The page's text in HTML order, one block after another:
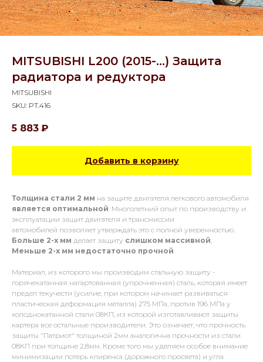
MITSUBISHI L200 (2015-...) Защита
радиатора и редуктора
MITSUBISHI
SKU: PT.416
5 883 ₽
Добавить в корзину
Толщина стали 2 мм на защите двигателя легкового автомобиля
является оптимальной. Многолетний опыт по производству и
эксплуатации защит двигателя и трансмиссии
автомобилей позволяет утверждать это с полной уверенностью.
Больше 2-х мм делает защиту слишком массивной,
Меньше 2-х мм недостаточно прочной
Материал, из которого мы производим стальную защиту -
горячекатанная нагартованная (упрочненная) сталь, которая имеет
предел текучести (усилие, при котором начинает развиваться
пластическая деформация металла) 275 МПа, против 196 МПа у
холоднокатанной стали 08КП, из которой изготавливают защиты
картера все остальные производители. Это означает, что прочность
защиты "Патриот" толщиной 2мм аналогична прочности из стали
08КП при толщине 2,8мм. Кроме того мы уделяем особое внимание
минимизации потерь клиренса (дорожного просвета) и угла